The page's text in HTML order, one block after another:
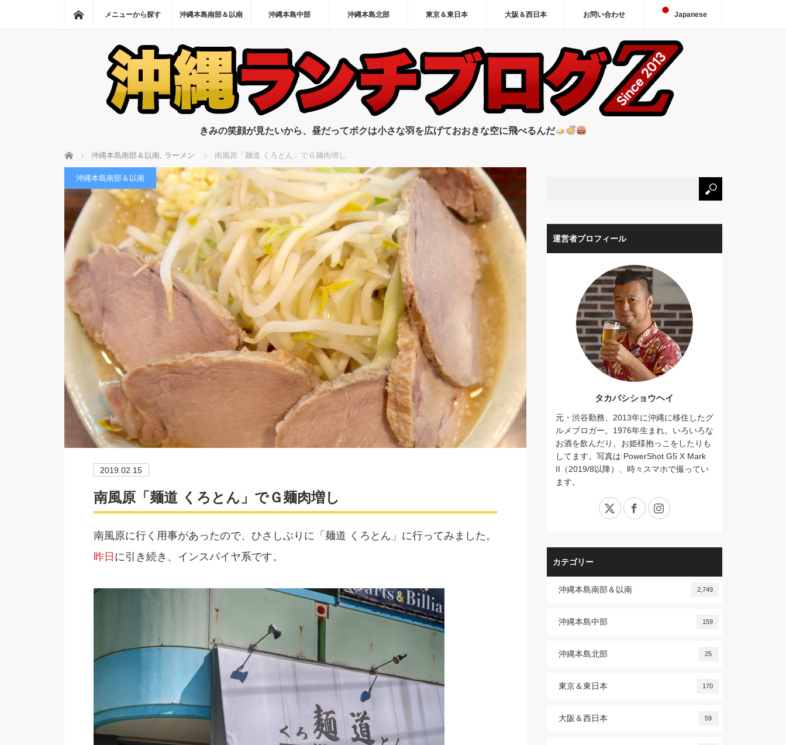
ホーム
メニューから探す 沖縄本島南部＆以南 沖縄本島中部 沖縄本島北部 東京＆東日本 大阪＆西日本 お問い合わせ Japanese
きみの笑顔が見たいから、昼だってボクは小さな羽を広げておおきな空に飛べるんだ
ホーム 沖縄本島南部＆以南, ラーメン 南風原「麺道 くろとん」でＧ麺肉増し
沖縄本島南部＆以南
2019.02.15
南風原「麺道 くろとん」でＧ麺肉増し
南風原に行く用事があったので、ひさしぶりに「麺道 くろとん」に行ってみました。
昨日 に引き続き、インスパイヤ系です。
運営者プロフィール
タカバシショウヘイ
元・渋谷勤務、2013年に沖縄に移住したグ
ルメブロガー。1976年生まれ。いろいろな
お酒を飲んだり、お姫様抱っこをしたりも
してます。写真は PowerShot G5 X Mark
II（2019/8以降）、時々スマホで撮ってい
ます。
X FacebookInstagram
カテゴリー
沖縄本島南部＆以南 2,749
沖縄本島中部 159
沖縄本島北部 25
東京＆東日本 170
大阪＆西日本 59